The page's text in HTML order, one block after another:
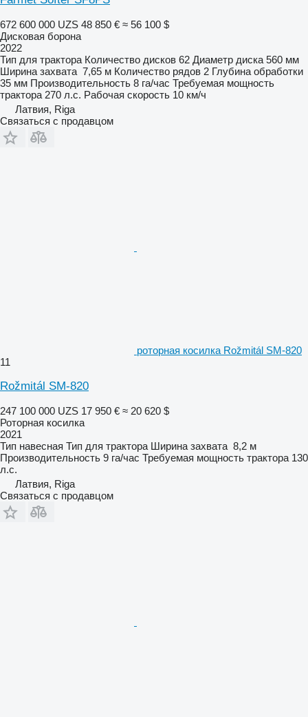
672 600 000 UZS 48 850 € ≈ 56 100 $
Дисковая борона
2022
Тип для трактора Количество дисков 62 Диаметр диска 560 мм
Ширина захвата 7,65 м Количество рядов 2 Глубина обработки
35 мм Производительность 8 га/час Требуемая мощность
трактора 270 л.с. Рабочая скорость 10 км/ч
Латвия, Riga
Связаться с продавцом
роторная косилка Rožmitál SM-820
11
Rožmitál SM-820
247 100 000 UZS 17 950 € ≈ 20 620 $
Роторная косилка
2021
Тип навесная Тип для трактора Ширина захвата 8,2 м
Производительность 9 га/час Требуемая мощность трактора 130
л.с.
Латвия, Riga
Связаться с продавцом